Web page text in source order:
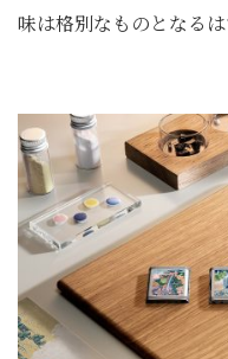
味は格別なものとなるは